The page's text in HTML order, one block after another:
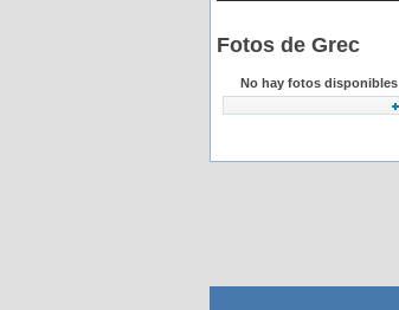
Fotos de Grec
No hay fotos disponibles